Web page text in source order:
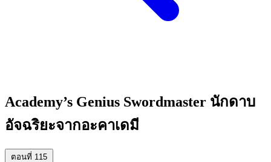
Academy’s Genius Swordmaster นักดาบ
อัจฉริยะจากอะคาเดมี
ตอนที่ 115